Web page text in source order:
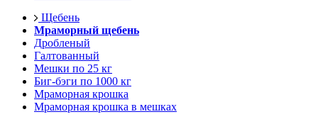
Щебень
Мраморный щебень
Дробленый
Галтованный
Мешки по 25 кг
Биг-бэги по 1000 кг
Мраморная крошка
Мраморная крошка в мешках